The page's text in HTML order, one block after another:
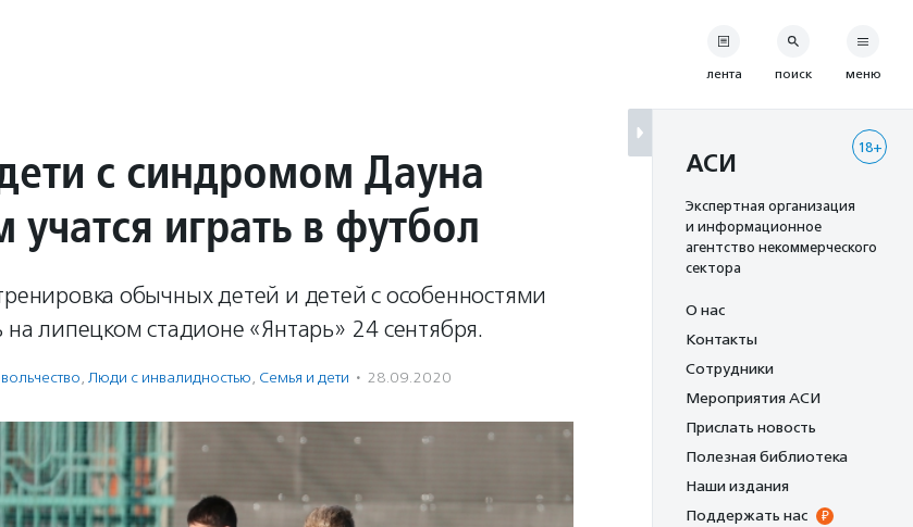
с синдромом Дауна
учатся играть в футбол
обычных детей и детей с особенностями
на липецком стадионе «Янтарь» 24 сентября.
, Люди с инвалидностью, Семья и дети · 28.09.2020
лента поиск меню
18+
АСИ
Экспертная организация
и информационное
агентство некоммерческого
сектора
О нас
Контакты
Сотрудники
Мероприятия АСИ
Прислать новость
Полезная библиотека
Наши издания
Поддержать нас